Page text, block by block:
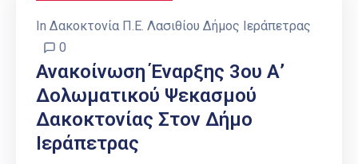
In Δακοκτονία Π.Ε. Λασιθίου Δήμος Ιεράπετρας
0
Ανακοίνωση Έναρξης 3ου Α’
Δολωματικού Ψεκασμού
Δακοκτονίας Στον Δήμο
Ιεράπετρας